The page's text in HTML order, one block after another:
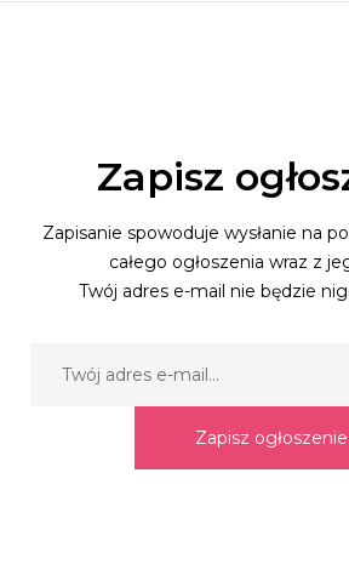
Zapisz
Zapisanie spowoduje wysłanie na
całego ogłoszenia wraz z
Twój adres e-mail nie będzie
Zapisz ogłoszenie